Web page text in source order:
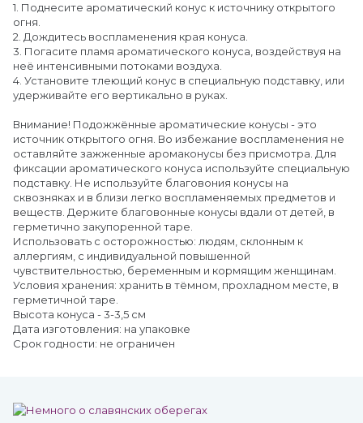
1. Поднесите ароматический конус к источнику открытого
огня.
2. Дождитесь воспламенения края конуса.
3. Погасите пламя ароматического конуса, воздействуя на
неё интенсивными потоками воздуха.
4. Установите тлеющий конус в специальную подставку, или
удерживайте его вертикально в руках.
Внимание! Подожжённые ароматические конусы - это
источник открытого огня. Во избежание воспламенения не
оставляйте зажженные аромаконусы без присмотра. Для
фиксации ароматического конуса используйте специальную
подставку. Не используйте благовония конусы на
сквозняках и в близи легко воспламеняемых предметов и
веществ. Держите благовонные конусы вдали от детей, в
герметично закупоренной таре.
Использовать с осторожностью: людям, склонным к
аллергиям, с индивидуальной повышенной
чувствительностью, беременным и кормящим женщинам.
Условия хранения: хранить в тёмном, прохладном месте, в
герметичной таре.
Высота конуса - 3-3,5 см
Дата изготовления: на упаковке
Срок годности: не ограничен